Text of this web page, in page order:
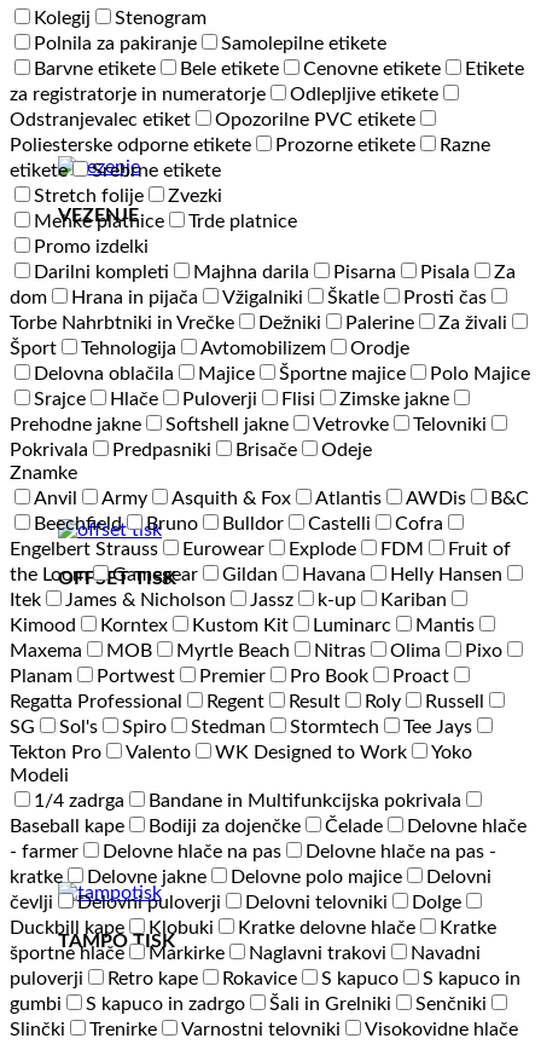
VEZENJE
OFFSET TISK
TAMPO TISK
Kolegij
Stenogram
Polnila za pakiranje
Samolepilne etikete
Barvne etikete
Bele etikete Cenovne etikete
Etikete
za registratorje in numeratorje
Odlepljive etikete
Odstranjevalec etiket
Opozorilne PVC etikete
Poliesterske odporne etikete
Prozorne etikete
Razne
etikete
Srebrne etikete
Stretch folije
Zvezki
Mehke platnice
Trde platnice
Promo izdelki
Darilni kompleti
Majhna darila Pisarna Pisala
Za
dom
Hrana in pijača Vžigalniki Škatle
Prosti čas
Torbe Nahrbtniki in Vrečke
Dežniki Palerine
Za živali
Šport
Tehnologija Avtomobilizem
Orodje
Delovna oblačila
Majice Športne majice
Polo Majice
Srajce
Hlače Puloverji Flisi
Zimske jakne
Prehodne jakne
Softshell jakne Vetrovke
Telovniki
Pokrivala
Predpasniki Brisače
Odeje
Znamke
Anvil
Army Asquith & Fox Atlantis AWDis
B&C
Beechfield
Bruno Bulldor Castelli
Cofra
Engelbert Strauss
Eurowear Explode FDM
Fruit of
the Loom
Gamegear Gildan Havana
Helly Hansen
Itek
James & Nicholson Jassz k-up
Kariban
Kimood
Korntex Kustom Kit Luminarc
Mantis
Maxema
MOB Myrtle Beach Nitras Olima
Pixo
Planam
Portwest Premier Pro Book
Proact
Regatta Professional
Regent Result Roly
Russell
SG
Sol's Spiro Stedman Stormtech
Tee Jays
Tekton Pro
Valento WK Designed to Work
Yoko
Modeli
1/4 zadrga
Bandane in Multifunkcijska pokrivala
Baseball kape
Bodiji za dojenčke Čelade
Delovne hlače
- farmer
Delovne hlače na pas
Delovne hlače na pas -
kratke
Delovne jakne Delovne polo majice
Delovni
čevlji
Delovni puloverji Delovni telovniki
Dolge
Duckbill kape
Klobuki Kratke delovne hlače
Kratke
športne hlače
Markirke Naglavni trakovi
Navadni
puloverji
Retro kape Rokavice S kapuco
S kapuco in
gumbi
S kapuco in zadrgo Šali in Grelniki
Senčniki
Slinčki
Trenirke Varnostni telovniki Visokovidne hlače